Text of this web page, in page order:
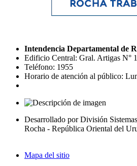
Intendencia Departamental de
Edificio Central: Gral. Artigas N°
Teléfono: 1955
Horario de atención al público:
Desarrollado por División
Rocha - República Oriental del
Mapa del sitio